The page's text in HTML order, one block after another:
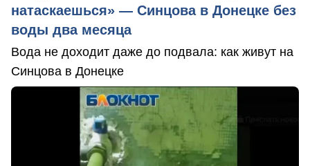
натаскаешься» — Синцова в Донецке без
воды два месяца
Вода не доходит даже до подвала: как живут на
Синцова в Донецке